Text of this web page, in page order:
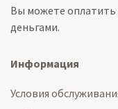
Вы можете
деньгами.
Информация
Условия